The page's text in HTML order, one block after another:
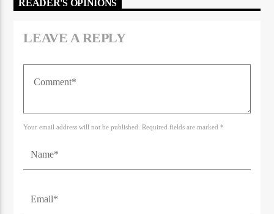
READER'S OPINIONS
LEAVE A REPLY
Your email address will not be published. Required fields are marked *